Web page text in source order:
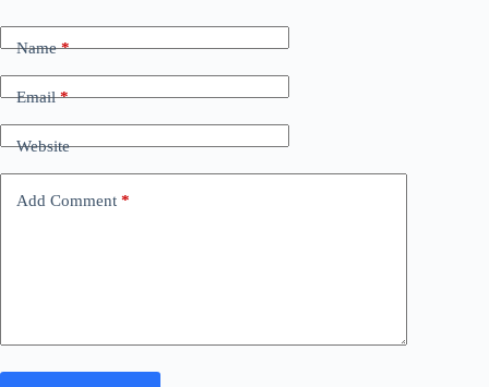
Name*
Email*
Website
Add Comment *